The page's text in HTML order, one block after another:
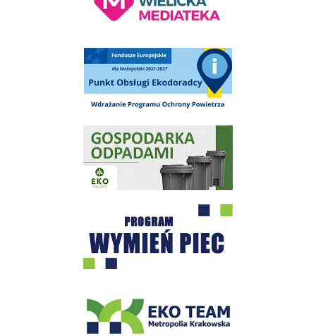
Punkt Obsługi Ekodoradcy Wieliczka
Gospodarka odpadami na terenie Miasta i Gminy Wieliczka
Program "Czyste Powietrze" - Wieliczka